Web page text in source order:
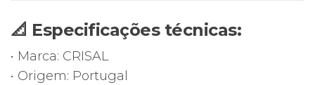
|
25cm
|
📐 Especificações técnicas:
• Marca: CRISAL
• Origem: Portugal